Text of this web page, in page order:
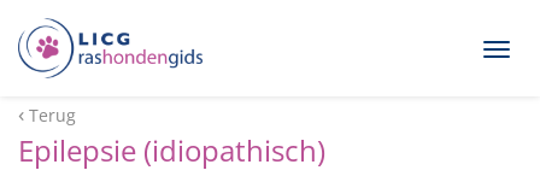
Terug
Epilepsie (idiopathisch)